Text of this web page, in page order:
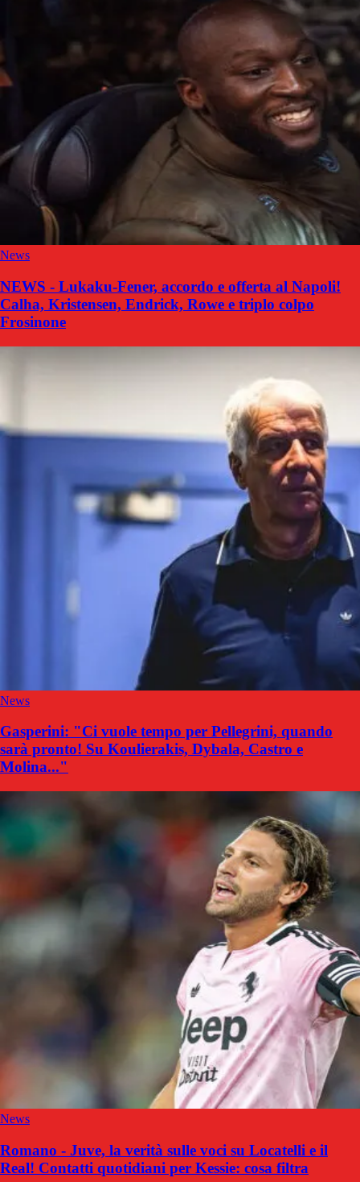
News
NEWS - Lukaku-Fener, accordo e offerta al Napoli!
Calha, Kristensen, Endrick, Rowe e triplo colpo
Frosinone
News
Gasperini: "Ci vuole tempo per Pellegrini, quando
sarà pronto! Su Koulierakis, Dybala, Castro e
Molina..."
News
Romano - Juve, la verità sulle voci su Locatelli e il
Real! Contatti quotidiani per Kessie: cosa filtra